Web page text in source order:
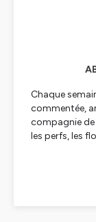
Chaque
commentée,
compagnie de
les perfs, les
Hébergé par